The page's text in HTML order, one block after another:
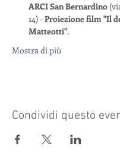
ARCI San Bernardino
14) - Proiezione film "Il
Matteotti".
Mostra di più
Condividi questo